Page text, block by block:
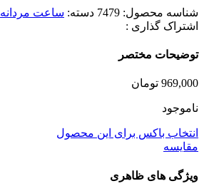
شناسه محصول: 7479 دسته: ساعت مردانه
اشتراک گذاری :
توضیحات مختصر
969,000 تومان
ناموجود
انتخاب باکس برای این محصول
مقایسه
ویژگی های ظاهری